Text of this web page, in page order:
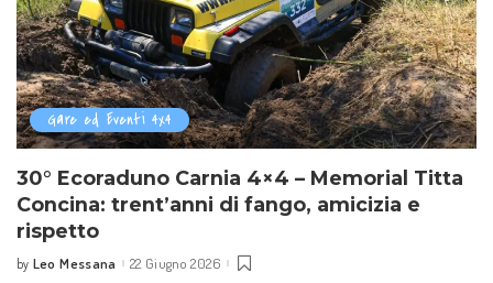
Gare ed Eventi 4x4
30° Ecoraduno Carnia 4×4 – Memorial Titta
Concina: trent’anni di fango, amicizia e
rispetto
Posted
by Leo Messana 22 Giugno 2026